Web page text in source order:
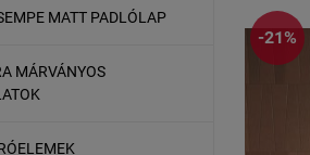
MATT PADLÓLAP
MÁRVÁNYOS
-21%